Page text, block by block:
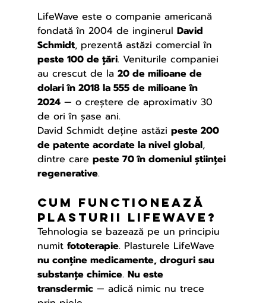
LifeWave este o companie americană
fondată în 2004 de inginerul David
Schmidt, prezentă astăzi comercial în
peste 100 de țări. Veniturile companiei
au crescut de la 20 de milioane de
dolari în 2018 la 555 de milioane în
2024 — o creștere de aproximativ 30
de ori în șase ani.
David Schmidt deține astăzi peste 200
de patente acordate la nivel global,
dintre care peste 70 în domeniul științei
regenerative.
Cum funcTionează
plasturii LifeWave?
Tehnologia se bazează pe un principiu
numit fototerapie. Plasturele LifeWave
nu conține medicamente, droguri sau
substanțe chimice. Nu este
transdermic — adică nimic nu trece